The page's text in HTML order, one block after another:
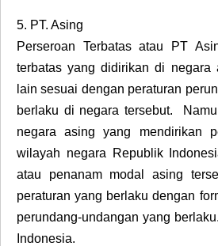
5. PT. Asing
Perseroan Terbatas atau PT
terbatas yang didirikan di negara
lain sesuai dengan peraturan
berlaku di negara tersebut.
negara asing yang mendirikan
wilayah negara Republik
atau penanam modal asing
peraturan yang berlaku dengan
perundang-undangan yang
Indonesia.